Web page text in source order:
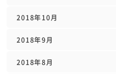
2018年10月
2018年9月
2018年8月